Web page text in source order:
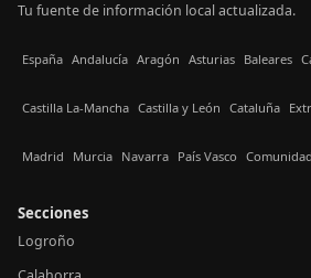
Tu fuente de información local actualizada.
España Andalucía Aragón Asturias Baleares
Castilla La-Mancha Castilla y León Cataluña
Madrid Murcia Navarra País Vasco
Secciones
Logroño